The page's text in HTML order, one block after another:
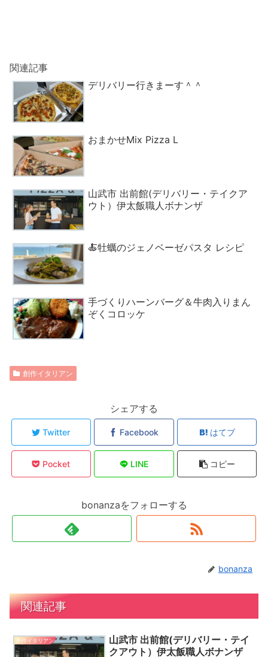
関連記事
デリバリー行きまーす＾＾
おまかせMix Pizza L
山武市 出前館(デリバリー・テイクア
ウト）伊太飯職人ボナンザ
🍝牡蠣のジェノベーゼパスタ レシピ
手づくりハーンバーグ＆牛肉入りまん
ぞくコロッケ
創作イタリアン
シェアする
Twitter Facebook はてブ
Pocket LINE コピー
bonanzaをフォローする
bonanza
関連記事
創作イタリアン
山武市 出前館(デリバリー・テイ
クアウト）伊太飯職人ボナンザ